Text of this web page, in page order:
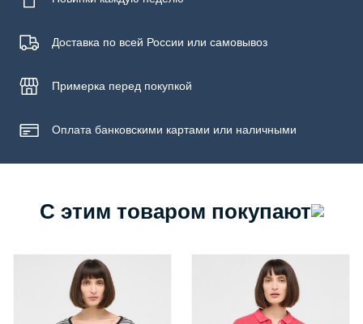
Доставка по всей России или самовывоз
Примерка перед покупкой
Оплата банковскими картами или наличными
С этим товаром покупают